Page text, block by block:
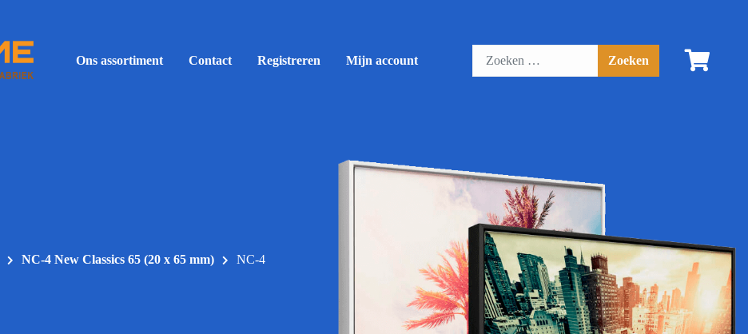
Ons assortiment Contact Registreren Mijn account
NC-4 New Classics 65 (20 x 65 mm)
NC-4